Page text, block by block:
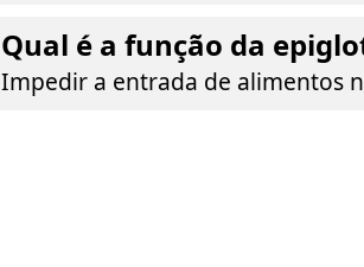
Qual é a função da
Impedir a entrada de alimentos